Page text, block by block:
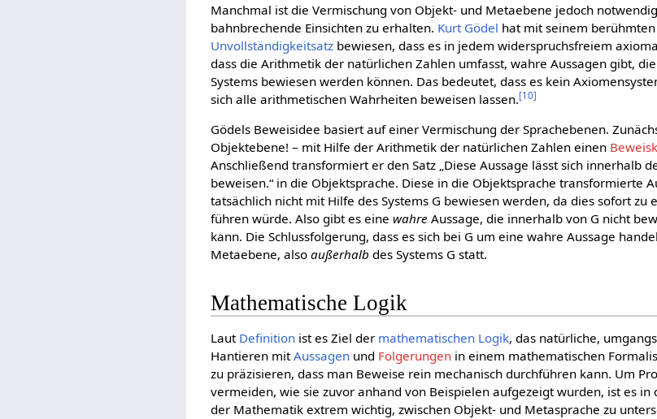
Manchmal ist die Vermischung von Objekt- und Metaebene jedoch
bahnbrechende Einsichten zu erhalten. Kurt Gödel hat mit seinem
Unvollständigkeitsatz bewiesen, dass es in jedem widerspruchsfreiem
dass die Arithmetik der natürlichen Zahlen umfasst, wahre Aussagen gibt,
Systems bewiesen werden können. Das bedeutet, dass es kein
sich alle arithmetischen Wahrheiten beweisen lassen.[10]
Gödels Beweisidee basiert auf einer Vermischung der Sprachebenen.
Objektebene! – mit Hilfe der Arithmetik der natürlichen Zahlen einen
Anschließend transformiert er den Satz „Diese Aussage lässt sich innerhalb
beweisen.“ in die Objektsprache. Diese in die Objektsprache transformierte
tatsächlich nicht mit Hilfe des Systems G bewiesen werden, da dies sofort zu
führen würde. Also gibt es einewahre Aussage, die innerhalb von G nicht
kann. Die Schlussfolgerung, dass es sich bei G um eine wahre Aussage
Metaebene, alsoaußerhalb des Systems G statt.
Mathematische Logik
Laut Definition ist es Ziel der mathematischen Logik, das natürliche,
Hantieren mitAussagen und Folgerungen in einem mathematischen
zu präzisieren, dass man Beweise rein mechanisch durchführen kann. Um
vermeiden, wie sie zuvor anhand von Beispielen aufgezeigt wurden, ist es in
der Mathematik extrem wichtig, zwischen Objekt- und Metasprache zu